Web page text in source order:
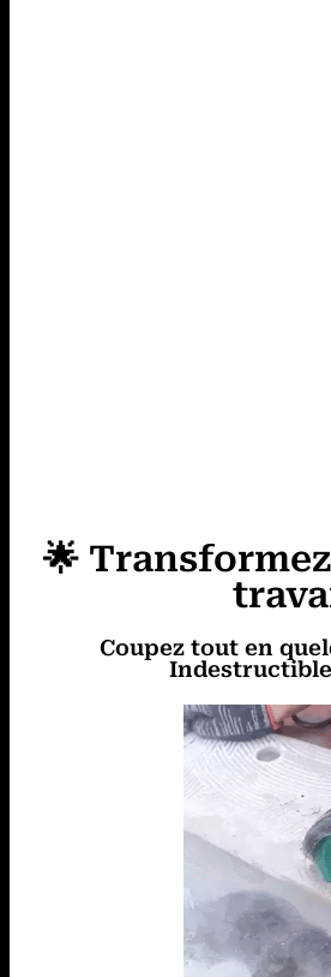
🌟
Coupez tout en